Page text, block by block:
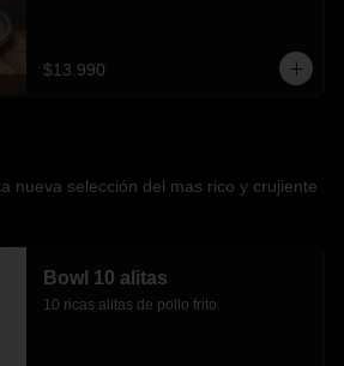
$13.990
nueva selección del mas rico y crujiente
Bowl 10 alitas
10 ricas alitas de pollo frito.